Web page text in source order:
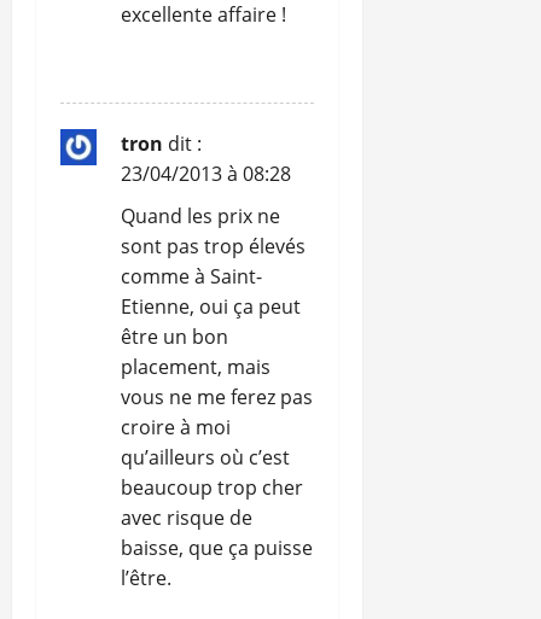
excellente affaire !
tron dit :
23/04/2013 à 08:28
Quand les prix ne
sont pas trop élevés
comme à Saint-
Etienne, oui ça peut
être un bon
placement, mais
vous ne me ferez pas
croire à moi
qu’ailleurs où c’est
beaucoup trop cher
avec risque de
baisse, que ça puisse
l’être.